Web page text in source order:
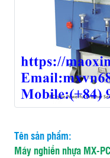
Tên sản phẩm:
Máy nghiền nhựa MX-PC